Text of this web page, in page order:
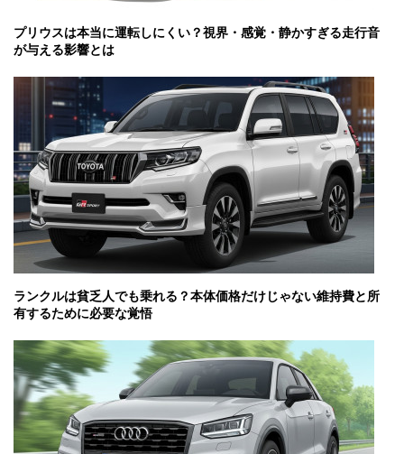
プリウスは本当に運転しにくい？視界・感覚・静かすぎる走行音
が与える影響とは
ランクルは貧乏人でも乗れる？本体価格だけじゃない維持費と所
有するために必要な覚悟